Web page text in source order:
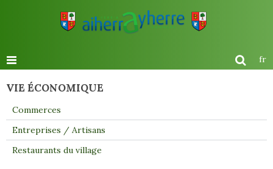
fr
VIE ÉCONOMIQUE
Commerces
Entreprises / Artisans
Restaurants du village